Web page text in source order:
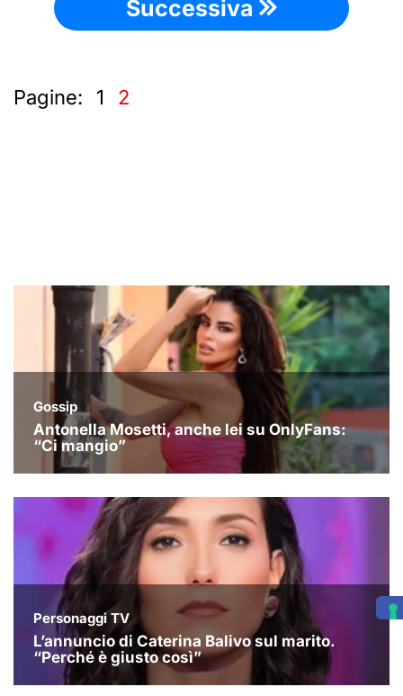
Successiva
Pagine: 1 2